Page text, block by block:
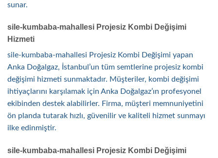
sunar.
sile-kumbaba-mahallesi Projesiz Kombi Değişimi
Hizmeti
sile-kumbaba-mahallesi Projesiz Kombi Değişimi yapan
Anka Doğalgaz, İstanbul’un tüm semtlerine projesiz kombi
değişimi hizmeti sunmaktadır. Müşteriler, kombi değişimi
ihtiyaçlarını karşılamak için Anka Doğalgaz’ın profesyonel
ekibinden destek alabilirler. Firma, müşteri memnuniyetini
ön planda tutarak hızlı, güvenilir ve kaliteli hizmet sunmayı
ilke edinmiştir.
sile-kumbaba-mahallesi Projesiz Kombi Değişimi